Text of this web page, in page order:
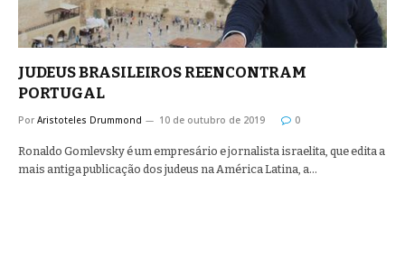
JUDEUS BRASILEIROS REENCONTRAM
PORTUGAL
Por Aristoteles Drummond 10 de outubro de 2019 0
Ronaldo Gomlevsky é um empresário e jornalista israelita, que edita a
mais antiga publicação dos judeus na América Latina, a…